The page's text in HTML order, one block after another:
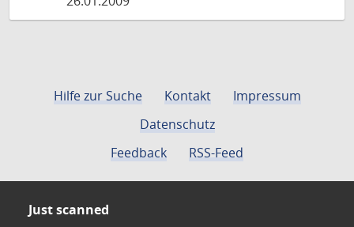
Hilfe zur Suche Kontakt
Impressum
Datenschutz
Feedback
RSS-Feed
Just scanned